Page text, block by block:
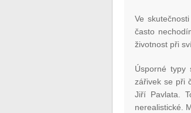
Ve
často
životnost při
Úsporné typy
zářivek se při
Jiří Pavlata.
nerealistické.